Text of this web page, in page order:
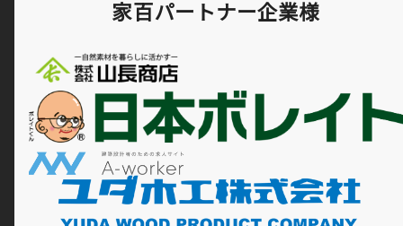
家百パートナー企業様